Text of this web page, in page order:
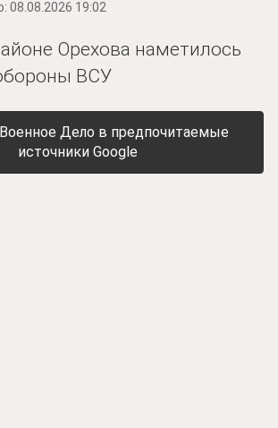
08.08.2026 19:02
Орехова наметилось
ВСУ
Дело в предпочитаемые
источники Google